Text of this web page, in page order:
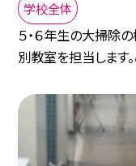
学校全体
５・６年生の大掃除
別教室を担当します